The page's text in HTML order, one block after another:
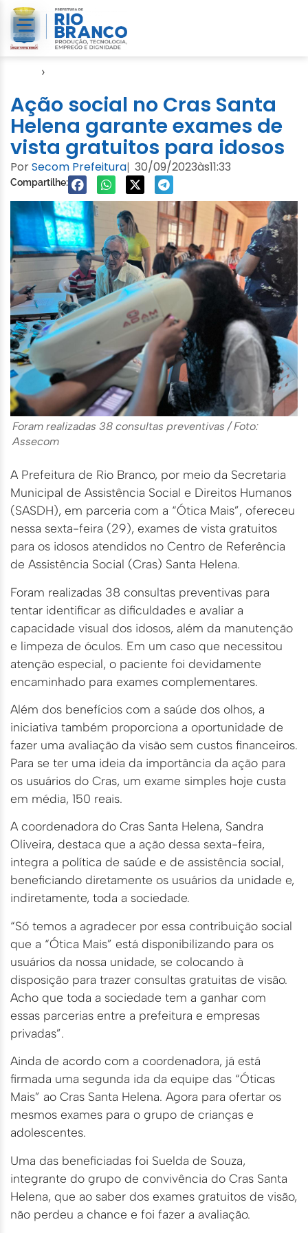
›
Ação social no Cras Santa
Helena garante exames de
vista gratuitos para idosos
PorSecom Prefeitura| 30/09/2023às11:33
Compartilhe:
Foram realizadas 38 consultas preventivas / Foto:
Assecom
A Prefeitura de Rio Branco, por meio da Secretaria
Municipal de Assistência Social e Direitos Humanos
(SASDH), em parceria com a “Ótica Mais”, ofereceu
nessa sexta-feira (29), exames de vista gratuitos
para os idosos atendidos no Centro de Referência
de Assistência Social (Cras) Santa Helena.
Foram realizadas 38 consultas preventivas para
tentar identificar as dificuldades e avaliar a
capacidade visual dos idosos, além da manutenção
e limpeza de óculos. Em um caso que necessitou
atenção especial, o paciente foi devidamente
encaminhado para exames complementares.
Além dos benefícios com a saúde dos olhos, a
iniciativa também proporciona a oportunidade de
fazer uma avaliação da visão sem custos financeiros.
Para se ter uma ideia da importância da ação para
os usuários do Cras, um exame simples hoje custa
em média, 150 reais.
A coordenadora do Cras Santa Helena, Sandra
Oliveira, destaca que a ação dessa sexta-feira,
integra a política de saúde e de assistência social,
beneficiando diretamente os usuários da unidade e,
indiretamente, toda a sociedade.
“Só temos a agradecer por essa contribuição social
que a “Ótica Mais” está disponibilizando para os
usuários da nossa unidade, se colocando à
disposição para trazer consultas gratuitas de visão.
Acho que toda a sociedade tem a ganhar com
essas parcerias entre a prefeitura e empresas
privadas”.
Ainda de acordo com a coordenadora, já está
firmada uma segunda ida da equipe das “Óticas
Mais” ao Cras Santa Helena. Agora para ofertar os
mesmos exames para o grupo de crianças e
adolescentes.
Uma das beneficiadas foi Suelda de Souza,
integrante do grupo de convivência do Cras Santa
Helena, que ao saber dos exames gratuitos de visão,
não perdeu a chance e foi fazer a avaliação.